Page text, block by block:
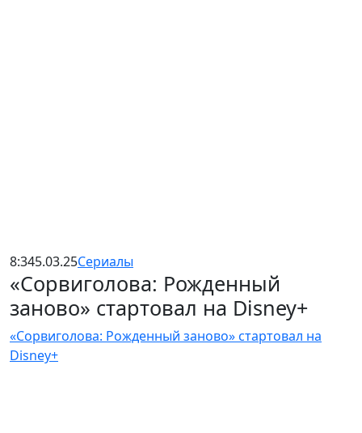
8:345.03.25Сериалы
«Сорвиголова: Рожденный
заново» стартовал на Disney+
«Сорвиголова: Рожденный заново» стартовал на
Disney+